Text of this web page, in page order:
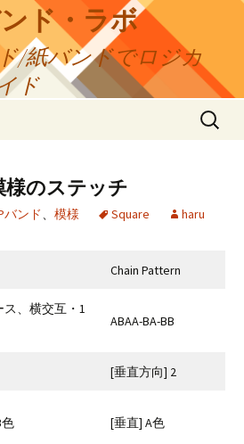
ド・ラボ
/紙バンドでロジカ
ド
検
索:
様のステッチ
バンド、 模様 Square haru
Chain Pattern
ス、横交互・1
ABAA-BA-BB
[垂直方向] 2
色 [垂直] A色